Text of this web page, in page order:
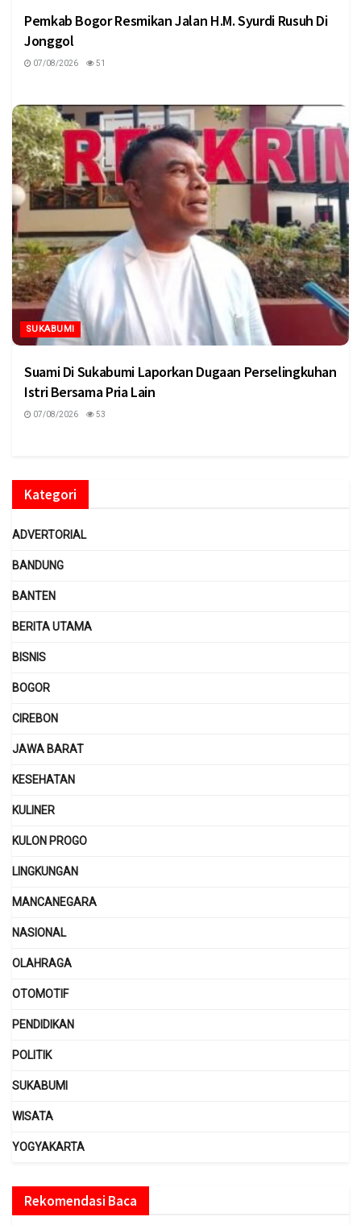
Pemkab Bogor Resmikan Jalan H.M. Syurdi Rusuh Di
Jonggol
07/08/2026 51
SUKABUMI
Suami Di Sukabumi Laporkan Dugaan Perselingkuhan
Istri Bersama Pria Lain
07/08/2026 53
Kategori
ADVERTORIAL
BANDUNG
BANTEN
BERITA UTAMA
BISNIS
BOGOR
CIREBON
JAWA BARAT
KESEHATAN
KULINER
KULON PROGO
LINGKUNGAN
MANCANEGARA
NASIONAL
OLAHRAGA
OTOMOTIF
PENDIDIKAN
POLITIK
SUKABUMI
WISATA
YOGYAKARTA
Rekomendasi Baca